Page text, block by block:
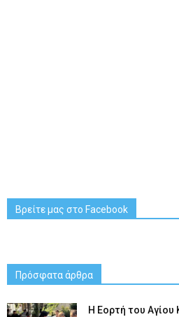
Βρείτε μας στο Facebook
Πρόσφατα άρθρα
H Εορτή του Αγίου